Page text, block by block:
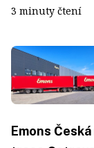
3 minuty čtení
Emons